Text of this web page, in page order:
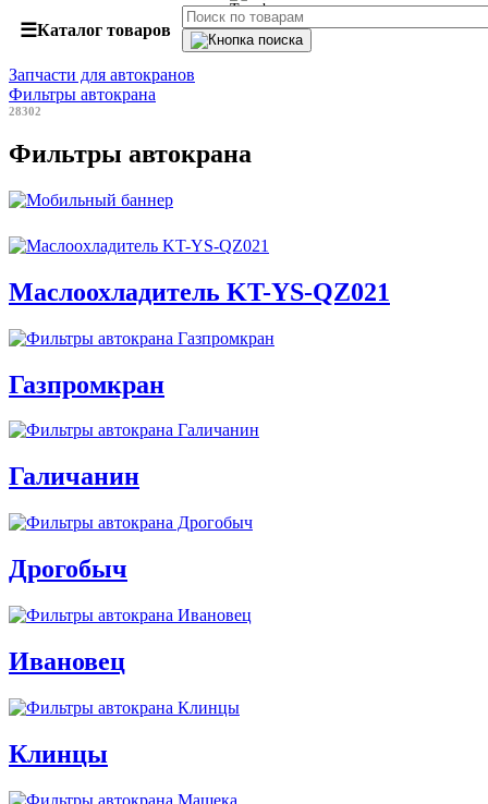
☰Каталог товаров
Запчасти для автокранов
Фильтры автокрана
28302
Фильтры автокрана
Маслоохладитель KT-YS-QZ021
Газпромкран
Галичанин
Дрогобыч
Ивановец
Клинцы